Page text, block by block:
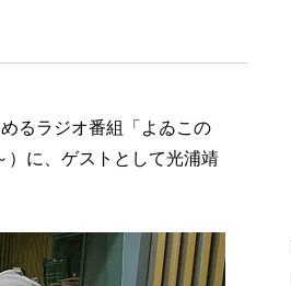
るラジオ番組「よゐこの
）に、ゲストとして光浦靖